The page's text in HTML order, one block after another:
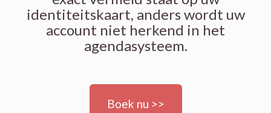
identiteitskaart, anders wordt uw
account niet herkend in het
agendasysteem.
Boek nu >>